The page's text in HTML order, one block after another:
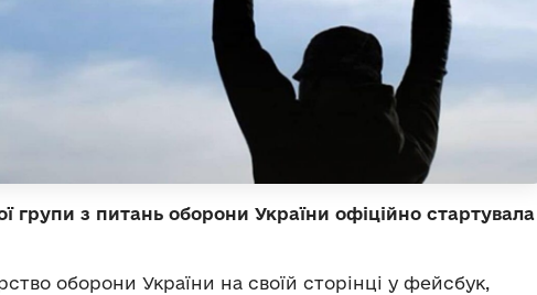
групи з питань оборони України офіційно стартувала
оборони України на своїй сторінці у фейсбук,